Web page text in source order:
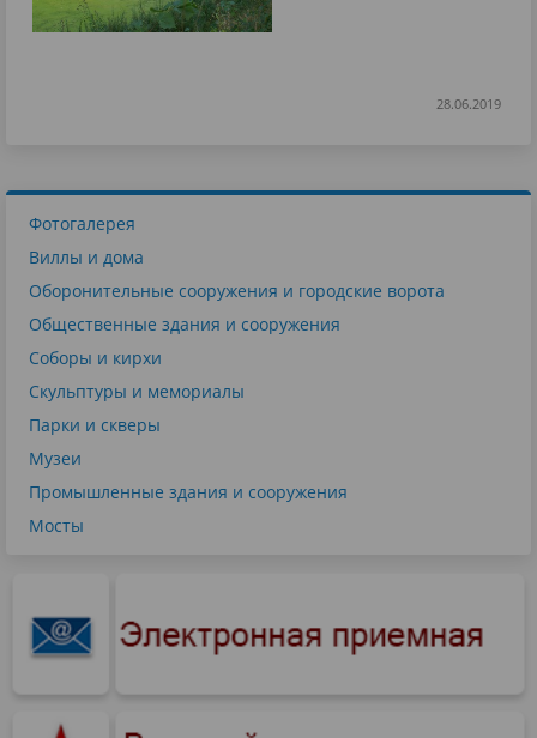
28.06.2019
Фотогалерея
Виллы и дома
Оборонительные сооружения и городские ворота
Общественные здания и сооружения
Соборы и кирхи
Скульптуры и мемориалы
Парки и скверы
Музеи
Промышленные здания и сооружения
Мосты